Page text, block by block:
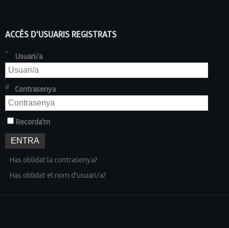
ACCÉS D'USUARIS REGISTRATS
Usuari/a
Contrasenya
Recorda'm
Has oblidat la contrasenya?
Has oblidat el nom d'usuari/a?